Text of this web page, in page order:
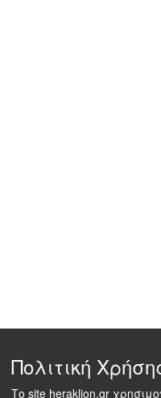
Πολιτική
Το site heraklion.gr